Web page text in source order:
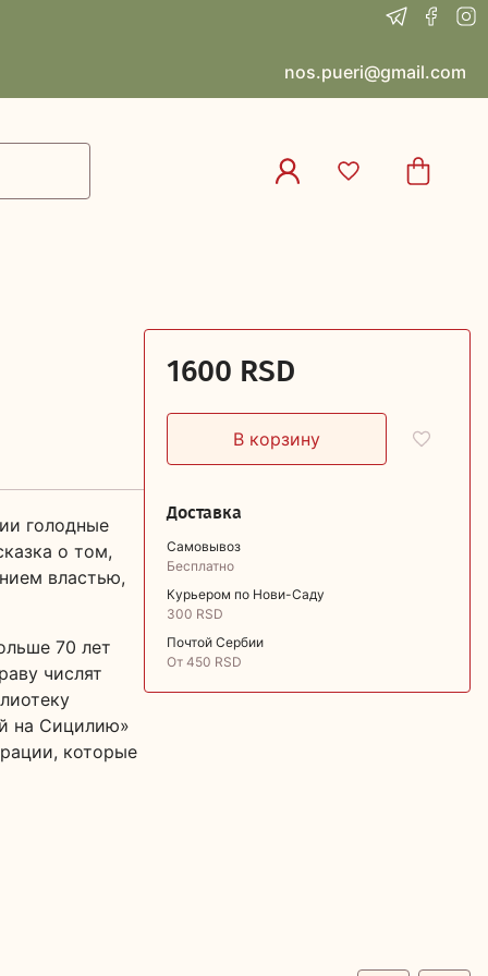
nos.pueri@gmail.com
голодные
о том,
властью,
70 лет
числят
на Сицилию»
которые
1600 RSD
Доставка
Самовывоз
Бесплатно
Курьером по Нови-Саду
300 RSD
Почтой Сербии
От 450 RSD